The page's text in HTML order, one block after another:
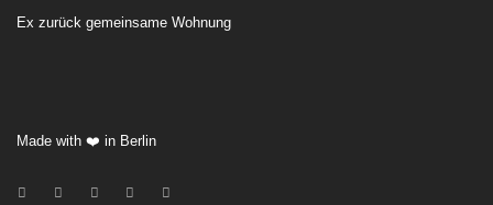
Ex zurück gemeinsame Wohnung
Made with ❤️ in Berlin